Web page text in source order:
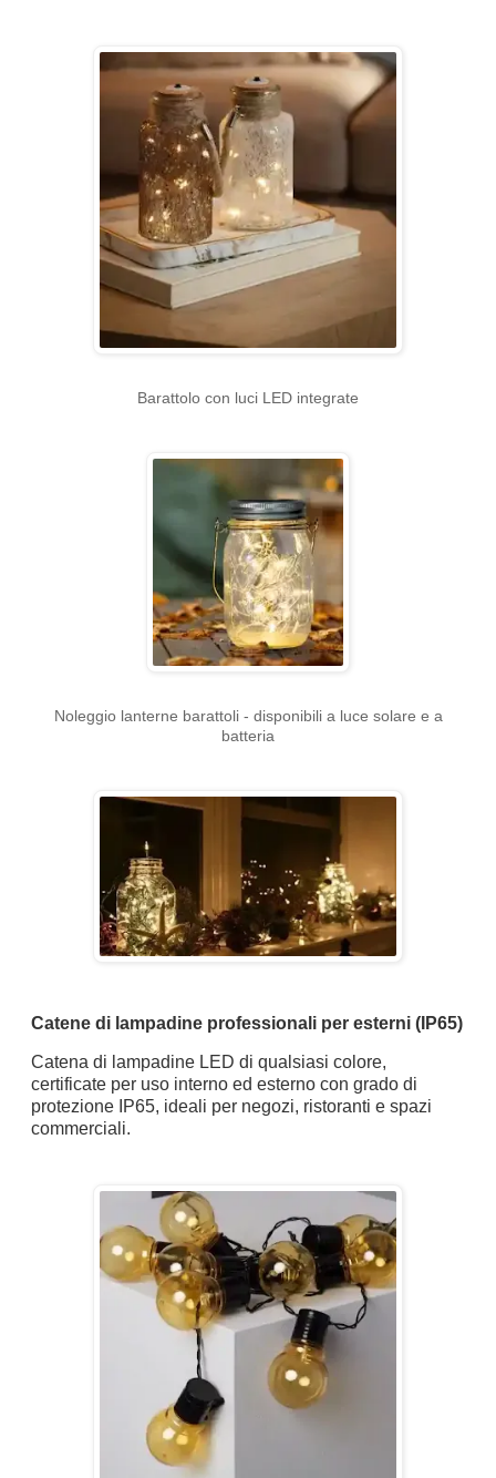
Barattolo con luci LED integrate
Noleggio lanterne barattoli - disponibili a luce solare e a
batteria
Catene di lampadine professionali per esterni (IP65)
Catena di lampadine LED di qualsiasi colore,
certificate per uso interno ed esterno con grado di
protezione IP65, ideali per negozi, ristoranti e spazi
commerciali.